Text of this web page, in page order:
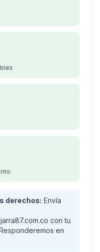
derechos: Envía
con tu
en